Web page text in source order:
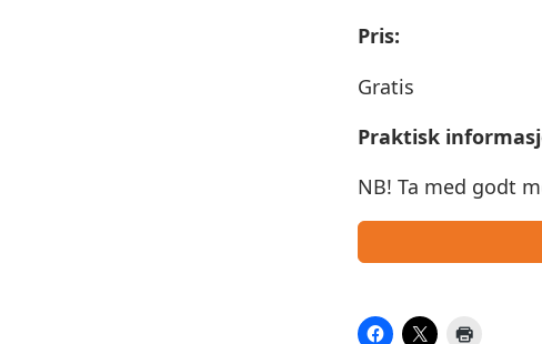
Pris:
Gratis
Praktisk
NB! Ta med godt